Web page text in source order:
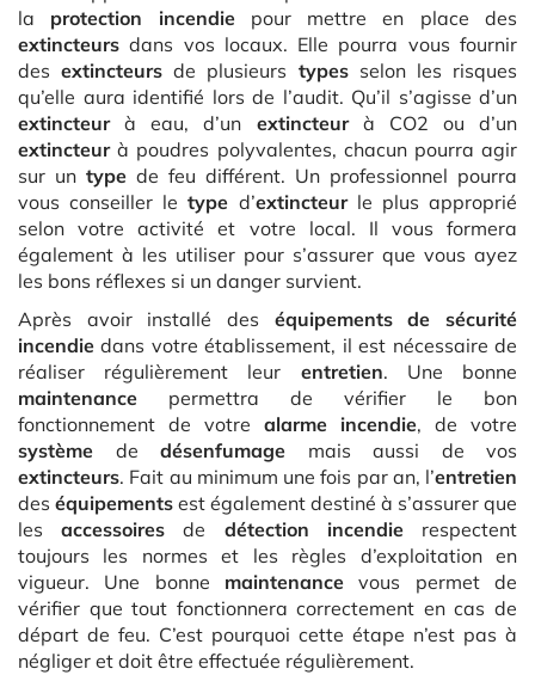
la protection incendiepour mettre en place des
extincteurs dans vos locaux. Elle pourra vous fournir
desextincteurs de plusieurs typesselon les risques
qu’elle aura identifié lors de l’audit. Qu’il s’agisse d’un
extincteurà eau, d’un extincteurà CO2 ou d’un
extincteurà poudres polyvalentes, chacun pourra agir
sur un type de feu différent. Un professionnel pourra
vous conseiller letype d’extincteurle plus approprié
selon votre activité et votre local. Il vous formera
également à les utiliser pour s’assurer que vous ayez
les bons réflexes si un danger survient.
Après avoir installé des équipements de sécurité
incendie dans votre établissement, il est nécessaire de
réaliser régulièrement leur entretien. Une bonne
maintenance permettra de vérifier le bon
fonctionnement de votre alarme incendie, de votre
système de désenfumage mais aussi de vos
extincteurs. Fait au minimum une fois par an, l’entretien
des équipements est également destiné à s’assurer que
lesaccessoires de détection incendierespectent
toujours les normes et les règles d’exploitation en
vigueur. Une bonne maintenance vous permet de
vérifier que tout fonctionnera correctement en cas de
départ de feu. C’est pourquoi cette étape n’est pas à
négliger et doit être effectuée régulièrement.